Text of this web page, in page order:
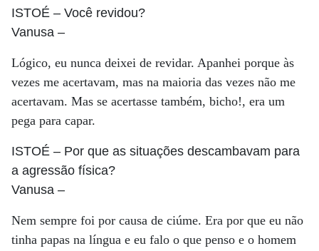
ISTOÉ – Você revidou?
Vanusa –
Lógico, eu nunca deixei de revidar. Apanhei porque às
vezes me acertavam, mas na maioria das vezes não me
acertavam. Mas se acertasse também, bicho!, era um
pega para capar.
ISTOÉ – Por que as situações descambavam para
a agressão física?
Vanusa –
Nem sempre foi por causa de ciúme. Era por que eu não
tinha papas na língua e eu falo o que penso e o homem